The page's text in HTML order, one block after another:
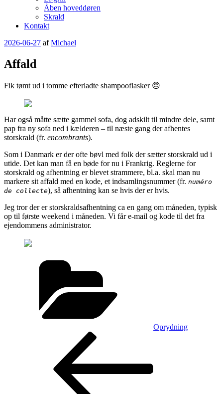
Åben hoveddøren
Skrald
Kontakt
Udgivet
2026-06-27 afMichael
Affald
Fik tømt ud i tomme efterladte shampooflasker 😠
Har også måtte sætte gammel sofa, dog adskilt til mindre dele, samt
pap fra ny sofa ned i kælderen – til næste gang der afhentes
storskrald (fr. encombrants).
Som i Danmark er der ofte bøvl med folk der sætter storskrald ud i
utide. Det kan man få en bøde for nu i Frankrig. Reglerne for
storskrald og afhentning er blevet strammere, bl.a. skal man nu
markere sit affald med en kode, et indsamlingsnummer (fr. numéro
de collecte), så afhentning kan se hvis der er hvis.
Jeg tror der er storskraldsafhentning ca en gang om måneden, typisk
op til første weekend i måneden. Vi får e-mail og kode til det fra
ejendommens administrator.
Oprydning
Indlægsnavigation